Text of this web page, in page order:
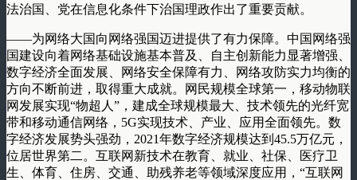
法治国、党在信息化条件下治国理政作出了重要贡献。
——为网络大国向网络强国迈进提供了有力保障。中国网络强
国建设向着网络基础设施基本普及、自主创新能力显著增强、
数字经济全面发展、网络安全保障有力、网络攻防实力均衡的
方向不断前进，取得重大成就。网民规模全球第一，移动物联
网发展实现“物超人”，建成全球规模最大、技术领先的光纤宽
带和移动通信网络，5G实现技术、产业、应用全面领先。数
字经济发展势头强劲，2021年数字经济规模达到45.5万亿元，
位居世界第二。互联网新技术在教育、就业、社保、医疗卫
生、体育、住房、交通、助残养老等领域深度应用，“互联网